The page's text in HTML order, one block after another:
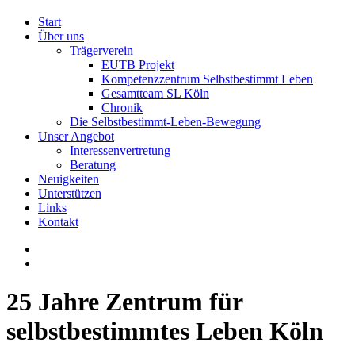
Start
Über uns
Trägerverein
EUTB Projekt
Kompetenzzentrum Selbstbestimmt Leben
Gesamtteam SL Köln
Chronik
Die Selbstbestimmt-Leben-Bewegung
Unser Angebot
Interessenvertretung
Beratung
Neuigkeiten
Unterstützen
Links
Kontakt
25 Jahre Zentrum für
selbstbestimmtes Leben Köln